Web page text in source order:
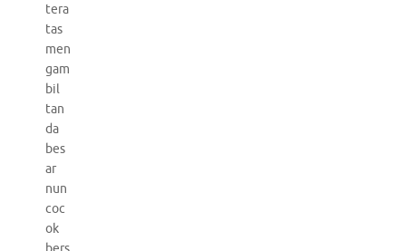
tera
tas
men
gam
bil
tan
da
bes
ar
nun
coc
ok